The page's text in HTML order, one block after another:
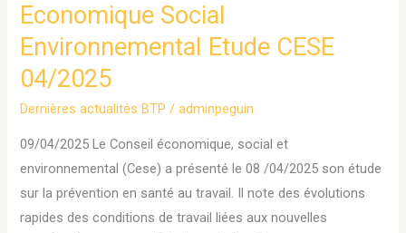
Economique Social
Environnemental Etude CESE
04/2025
Dernières actualités BTP /adminpeguin
09/04/2025 Le Conseil économique, social et
environnemental (Cese) a présenté le 08 /04/2025 son étude
sur la prévention en santé au travail. Il note des évolutions
rapides des conditions de travail liées aux nouvelles
Social
Environnemental
Etude
CESE
04/2025